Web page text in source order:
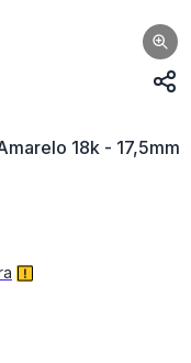
18k - 17,5mm